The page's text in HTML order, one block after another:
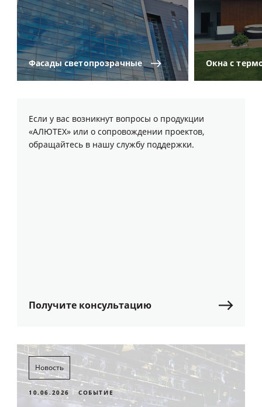
Фасадысветопрозрачные Окна с
Если у вас возникнут вопросы о продукции
«АЛЮТЕХ» или о сопровождении проектов,
обращайтесь в нашу службу поддержки.
Получите консультацию
Новость
10.06.2026 СОБЫТИЕ